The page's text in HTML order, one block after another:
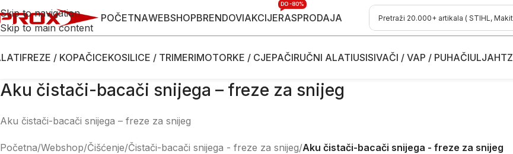
Skip to navigation
Skip to main content
POČETNAWEBSHOPBRENDOVIAKCIJERASPRODAJA
DO -80%
FREZE / KOPAČICEKOSILICE / TRIMERIMOTORKE / CJEPAČIRUČNI ALATIUSISIVAČI / VAP / PUHAČIULJAHTZ
Aku čistači-bacači snijega – freze za snijeg
Aku čistači-bacači snijega – freze za snijeg
Početna/Webshop/Čišćenje/Čistači-bacači snijega - freze za snijeg/Aku čistači-bacači snijega - freze za snijeg